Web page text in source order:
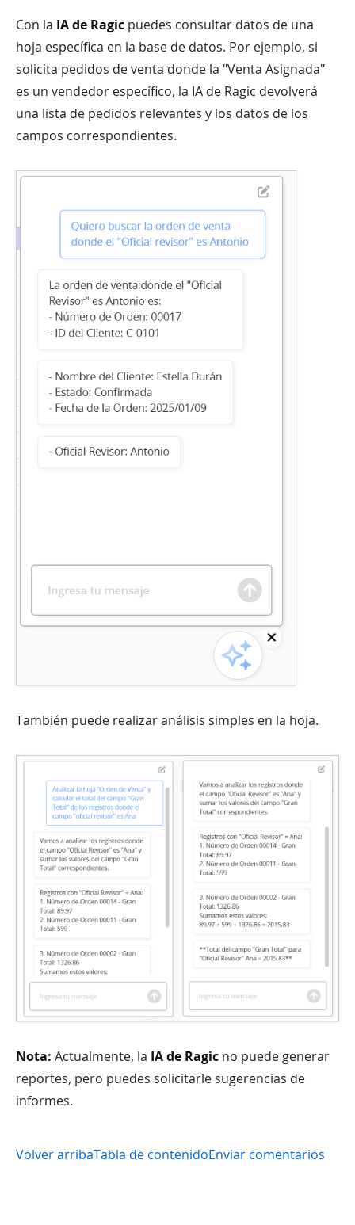
Con la IA de Ragic puedes consultar datos de una
hoja específica en la base de datos. Por ejemplo, si
solicita pedidos de venta donde la "Venta Asignada"
es un vendedor específico, la IA de Ragic devolverá
una lista de pedidos relevantes y los datos de los
campos correspondientes.
También puede realizar análisis simples en la hoja.
Nota: Actualmente, la IA de Ragic no puede generar
reportes, pero puedes solicitarle sugerencias de
informes.
Volver arribaTabla de contenidoEnviar comentarios